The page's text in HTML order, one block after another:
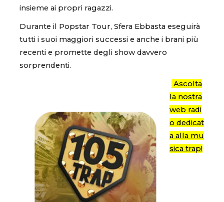
insieme ai propri ragazzi.
Durante il Popstar Tour, Sfera Ebbasta eseguirà
tutti i suoi maggiori successi e anche i brani più
recenti e promette degli show davvero
sorprendenti.
Ascolta
la nostra
web radi
o dedicat
a alla mu
sica trap!